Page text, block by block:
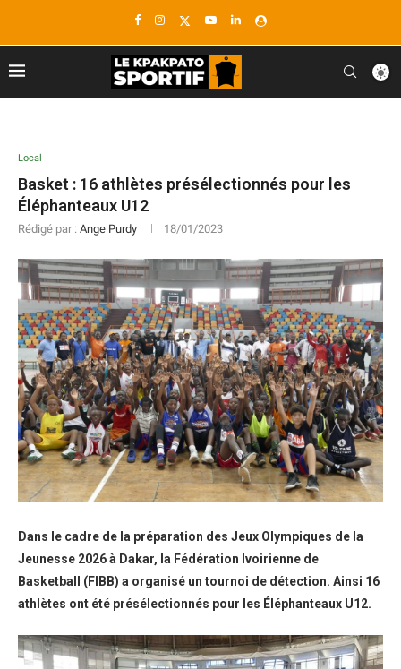
Local
Basket : 16 athlètes présélectionnés pour les
Éléphanteaux U12
Rédigé par : Ange Purdy 18/01/2023
Dans le cadre de la préparation des Jeux Olympiques de la
Jeunesse 2026 à Dakar, la Fédération Ivoirienne de
Basketball (FIBB) a organisé un tournoi de détection. Ainsi 16
athlètes ont été présélectionnés pour les Éléphanteaux U12.